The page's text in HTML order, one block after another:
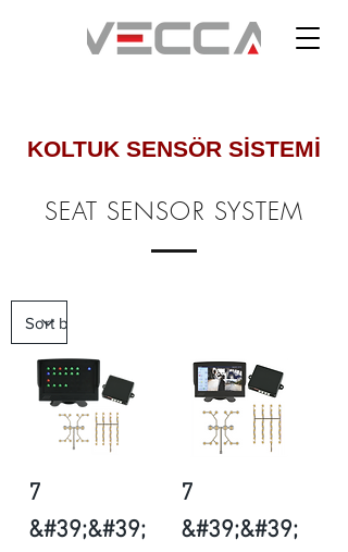
KOLTUK SENSÖR SİSTEMİ
SEAT SENSOR SYSTEM
7
&#39;&#39;
7
&#39;&#39;